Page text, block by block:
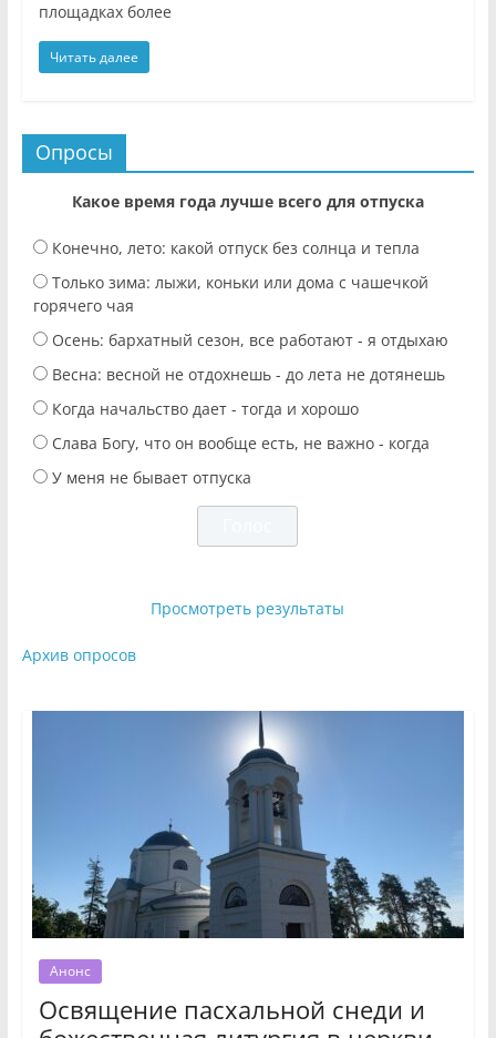
площадках более
Читать далее
Опросы
Какое время года лучше всего для отпуска
Конечно, лето: какой отпуск без солнца и тепла
Только зима: лыжи, коньки или дома с чашечкой
горячего чая
Осень: бархатный сезон, все работают - я отдыхаю
Весна: весной не отдохнешь - до лета не дотянешь
Когда начальство дает - тогда и хорошо
Слава Богу, что он вообще есть, не важно - когда
У меня не бывает отпуска
Просмотреть результаты
Архив опросов
Анонс
Освящение пасхальной снеди и